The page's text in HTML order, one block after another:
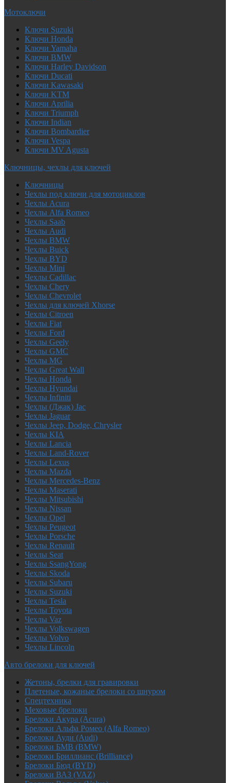
Мотоключи
Ключи Suzuki
Ключи Honda
Ключи Yamaha
Ключи BMW
Ключи Harley Davidson
Ключи Ducati
Ключи Kawasaki
Ключи KTM
Ключи Aprilia
Ключи Triumph
Ключи Indian
Ключи Bombardier
Ключи Vespa
Ключи MV Agusta
Ключницы, чехлы для ключей
Ключницы
Чехлы под ключи для мотоциклов
Чехлы Acura
Чехлы Alfa Romeo
Чехлы Saab
Чехлы Audi
Чехлы BMW
Чехлы Buick
Чехлы BYD
Чехлы Mini
Чехлы Cadillac
Чехлы Chery
Чехлы Chevrolet
Чехлы для ключей Xhorse
Чехлы Citroen
Чехлы Fiat
Чехлы Ford
Чехлы Geely
Чехлы GMC
Чехлы MG
Чехлы Great Wall
Чехлы Honda
Чехлы Hyundai
Чехлы Infiniti
Чехлы (Джак) Jac
Чехлы Jaguar
Чехлы Jeep, Dodge, Chrysler
Чехлы KIA
Чехлы Lancia
Чехлы Land-Rover
Чехлы Lexus
Чехлы Mazda
Чехлы Mercedes-Benz
Чехлы Maserati
Чехлы Mitsubishi
Чехлы Nissan
Чехлы Opel
Чехлы Peugeot
Чехлы Porsche
Чехлы Renault
Чехлы Seat
Чехлы SsangYong
Чехлы Skoda
Чехлы Subaru
Чехлы Suzuki
Чехлы Tesla
Чехлы Toyota
Чехлы Vaz
Чехлы Volkswagen
Чехлы Volvo
Чехлы Lincoln
Авто брелоки для ключей
Жетоны, брелки для гравировки
Плетеные, кожаные брелоки со шнуром
Спецтехника
Меховые брелоки
Брелоки Акура (Acura)
Брелоки Альфа Ромео (Alfa Romeo)
Брелоки Ауди (Audi)
Брелоки БМВ (BMW)
Брелоки Бриллианс (Brilliance)
Брелоки Бюд (BYD)
Брелоки ВАЗ (VAZ)